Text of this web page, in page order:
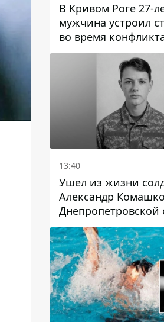
В Кривом Роге 27-
мужчина устроил
во время
раненый
13:40
Ушел из жизни
Александр
Днепропетровской